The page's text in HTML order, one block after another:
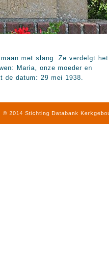
met slang. Ze verdelgt het
Maria, onze moeder en
de datum: 29 mei 1938.
© 2014 Stichting Databank